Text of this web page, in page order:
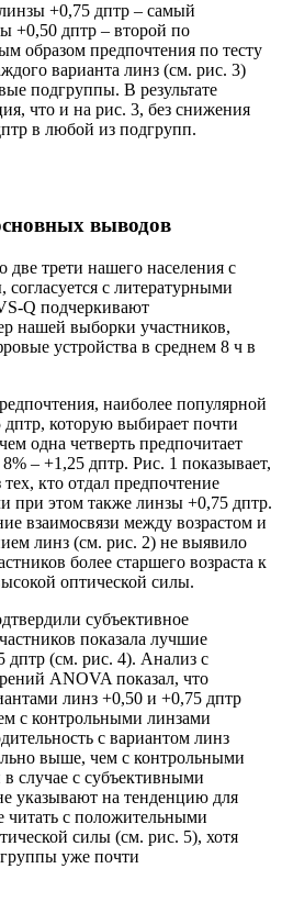
+0,75 дптр – самый
+0,50 дптр – второй по
образом предпочтения по тесту
варианта линз (см. рис. 3)
подгруппы. В результате
что и на рис. 3, без снижения
в любой из подгрупп.
выводов
трети нашего населения с
с литературными
Q подчеркивают
нашей выборки участников,
устройства в среднем 8 ч в
наиболее популярной
дптр, которую выбирает почти
одна четверть предпочитает
– +1,25 дптр. Рис. 1 показывает,
кто отдал предпочтение
при этом также линзы +0,75 дптр.
взаимосвязи между возрастом и
линз (см. рис. 2) не выявило
более старшего возраста к
оптической силы.
субъективное
показала лучшие
дптр (см. рис. 4). Анализ с
ANOVA показал, что
линз +0,50 и +0,75 дптр
с контрольными линзами
с вариантом линз
выше, чем с контрольными
случае с субъективными
указывают на тенденцию для
читать с положительными
силы (см. рис. 5), хотя
группы уже почти